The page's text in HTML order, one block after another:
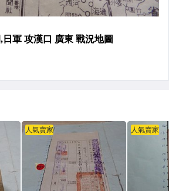
人氣賣家 人氣賣家